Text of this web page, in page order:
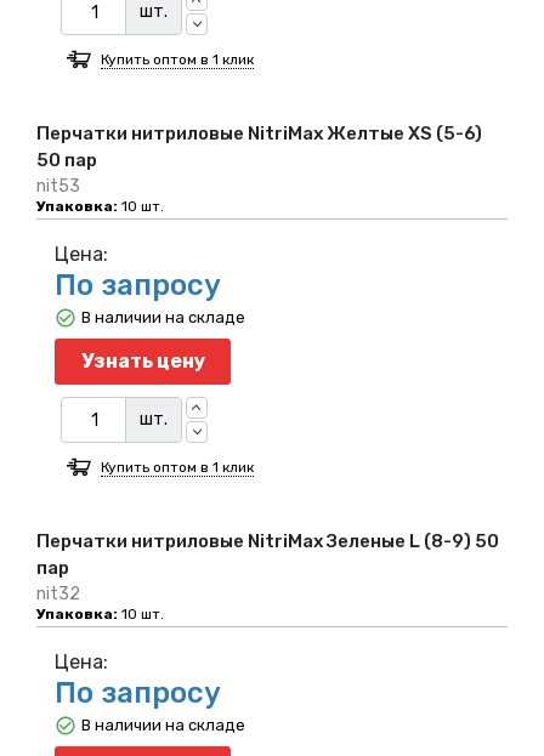
Перчатки нитриловые NitriMax Желтые XS (5-6)
50 пар
nit53
Упаковка: 10 шт.
шт.
Купить оптом в 1 клик
Перчатки нитриловые NitriMax Зеленые L (8-9) 50
пар
nit32
Упаковка: 10 шт.
Цена:
По запросу
Узнать цену
шт.
В наличии на складе
Купить оптом в 1 клик
Цена:
По запросу
В наличии на складе